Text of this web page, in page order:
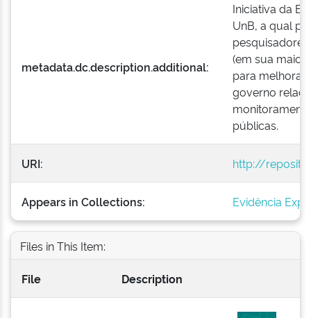
metadata.dc.description.additional:
Iniciativa da
UnB, a qual
(em sua
para melhorar
governo
públicas.
URI: http://
Appears in Collections: Evidência
Files in This Item:
File Description